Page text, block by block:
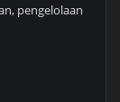
pengelolaan